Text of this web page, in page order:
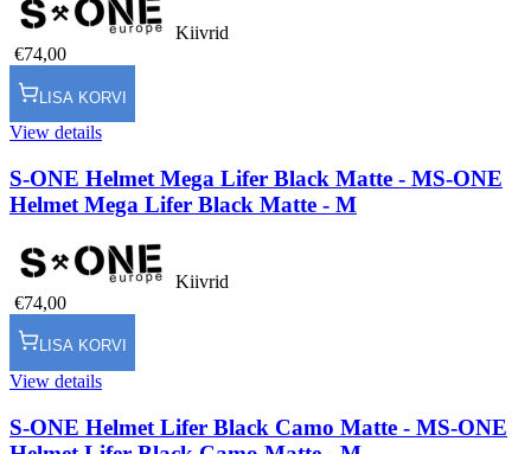
Kiivrid
€74,00
LISA KORVI
View details
S-ONE Helmet Mega Lifer Black Matte - MS-ONE
Helmet Mega Lifer Black Matte - M
Kiivrid
€74,00
LISA KORVI
View details
S-ONE Helmet Lifer Black Camo Matte - MS-ONE